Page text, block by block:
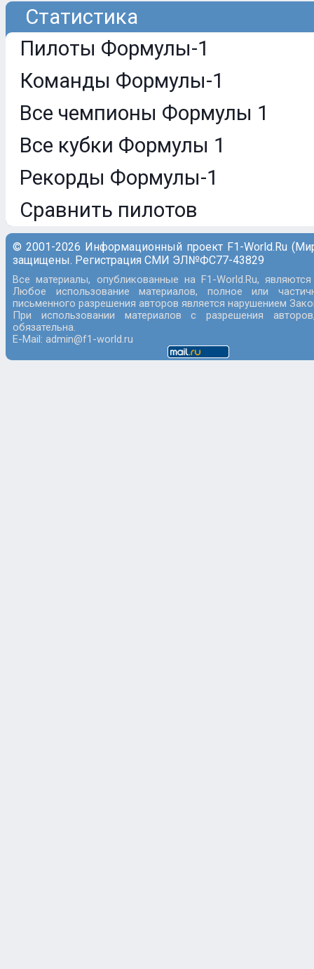
Статистика
Пилоты Формулы-1
Команды Формулы-1
Все чемпионы Формулы 1
Все кубки Формулы 1
Рекорды Формулы-1
Сравнить пилотов
© 2001-2026 Информационный проект F1-World.Ru
защищены. Регистрация СМИ ЭЛ№ФС77-43829
Все материалы, опубликованные на F1-World.Ru,
Любое использование материалов, полное или
письменного разрешения авторов является нарушением
При использовании материалов с разрешения
обязательна.
E-Mail: admin@f1-world.ru